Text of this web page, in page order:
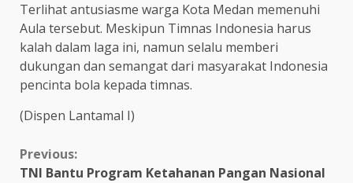
Terlihat antusiasme warga Kota Medan memenuhi
Aula tersebut. Meskipun Timnas Indonesia harus
kalah dalam laga ini, namun selalu memberi
dukungan dan semangat dari masyarakat Indonesia
pencinta bola kepada timnas.
(Dispen Lantamal I)
Continue
Previous:
TNI Bantu Program Ketahanan Pangan Nasional